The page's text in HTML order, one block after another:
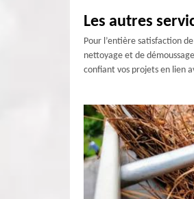
Les autres
Pour l’entière satisfaction
nettoyage et de
confiant vos projets en lien